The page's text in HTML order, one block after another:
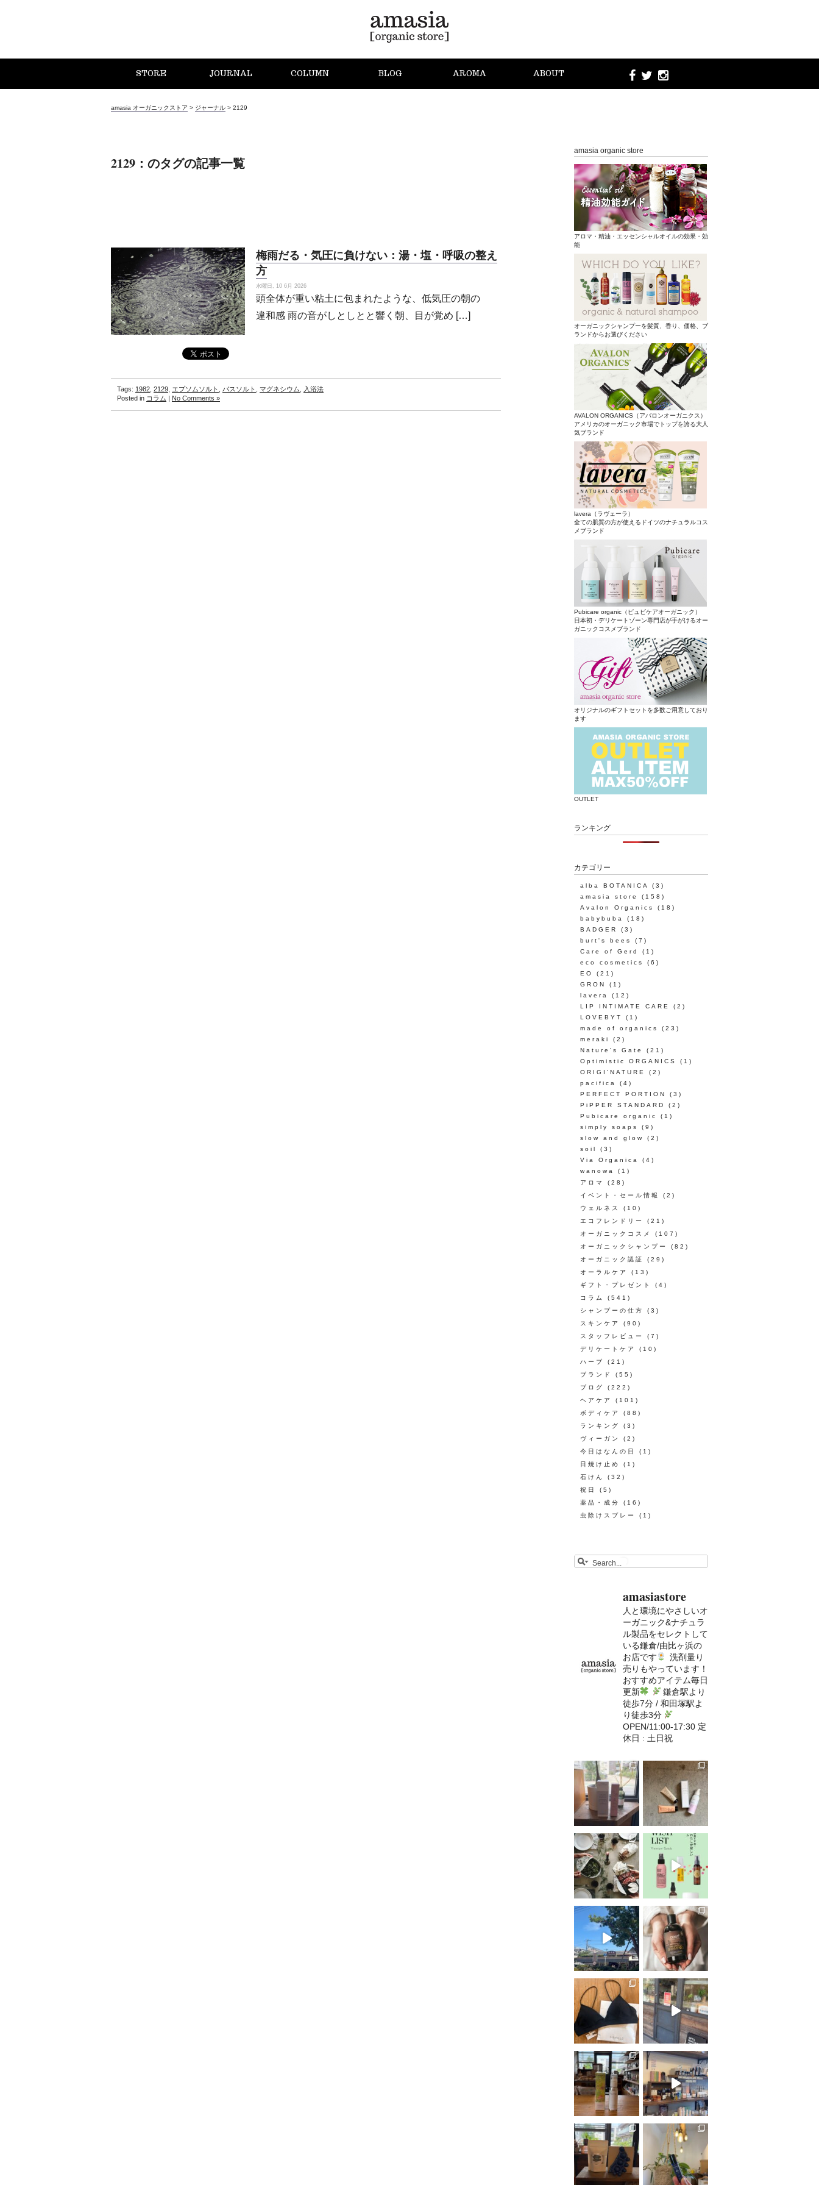
STORE JOURNAL COLUMN BLOG AROMA ABOUT
amasia オーガニックストア > ジャーナル > 2129
2129：のタグの記事一覧
梅雨だる・気圧に負けない：湯・塩・呼吸の整え
方
水曜日, 10 6月 2026
頭全体が重い粘土に包まれたような、低気圧の朝の
違和感 雨の音がしとしとと響く朝、目が覚め […]
Tags: 1982 2129 エプソムソルト バスソルト マグネシウム
入浴法
Posted in コラム | No Comments »
amasia organic store
アロマ・精油・エッセンシャルオイルの効果・効
能
オーガニックシャンプーを髪質、香り、価格、ブ
ランドからお選びください
AVALON ORGANICS（アバロンオーガニクス）
アメリカのオーガニック市場でトップを誇る大人
気ブランド
lavera（ラヴェーラ）
全ての肌質の方が使えるドイツのナチュラルコス
メブランド
Pubicare organic（ピュビケアオーガニック）
日本初・デリケートゾーン専門店が手がけるオー
ガニックコスメブランド
オリジナルのギフトセットを多数ご用意しており
ます
OUTLET
ランキング
カテゴリー
alba BOTANICA
(3)
amasia store
(158)
Avalon Organics
(18)
babybuba
(18)
BADGER
(3)
burt's bees
(7)
Care of Gerd
(1)
eco cosmetics
(6)
EO
(21)
GRON
(1)
lavera
(12)
LIP INTIMATE CARE
(2)
LOVEBYT
(1)
made of organics
(23)
meraki
(2)
Nature's Gate
(21)
Optimistic ORGANICS
(1)
ORIGI'NATURE
(2)
pacifica
(4)
PERFECT PORTION
(3)
PiPPER STANDARD
(2)
Pubicare organic
(1)
simply soaps
(9)
slow and glow
(2)
soil
(3)
Via Organica
(4)
wanowa
(1)
アロマ
(28)
イベント・セール情報
(2)
ウェルネス
(10)
エコフレンドリー
(21)
オーガニックコスメ
(107)
オーガニックシャンプー
(82)
オーガニック認証
(29)
オーラルケア
(13)
ギフト・プレゼント
(4)
コラム
(541)
シャンプーの仕方
(3)
スキンケア
(90)
スタッフレビュー
(7)
デリケートケア
(10)
ハーブ
(21)
ブランド
(55)
ブログ
(222)
ヘアケア
(101)
ボディケア
(88)
ランキング
(3)
ヴィーガン
(2)
今日はなんの日
(1)
日焼け止め
(1)
石けん
(32)
祝日
(5)
薬品・成分
(16)
虫除けスプレー
(1)
amasiastore
人と環境にやさしいオ
ーガニック&ナチュラ
ル製品をセレクトして
いる鎌倉/由比ヶ浜の
お店です
洗剤量り
売りもやっています！
おすすめアイテム毎日
更新
鎌倉駅より
徒歩7分 / 和田塚駅よ
り徒歩3分
OPEN/11:00-17:30 定
休日 : 土日祝